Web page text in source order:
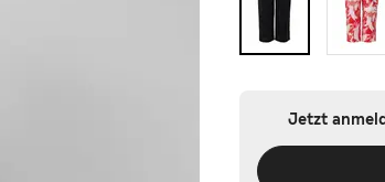
Jetzt